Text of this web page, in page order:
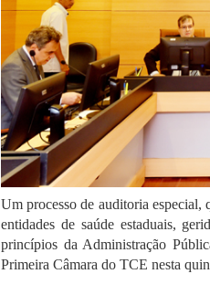
Um processo de auditoria especial,
entidades de saúde estaduais,
princípios da Administração
Primeira Câmara do TCE nesta